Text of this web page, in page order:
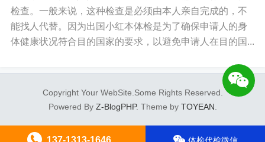
检查。一般来说，这种检查是必须由本人亲自完成的，不
能找人代替。因为出国小红本体检是为了确保申请人的身
体健康状况符合目的国家的要求，以避免申请人在目的国...
Copyright Your WebSite.Some Rights Reserved.
Powered By Z-BlogPHP. Theme by TOYEAN
137-1313-1646